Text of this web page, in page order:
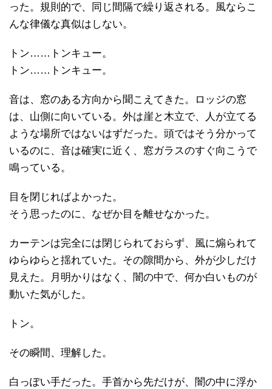
った。規則的で、同じ間隔で繰り返される。風ならこ
んな律儀な真似はしない。
トン……トンキュー。
トン……トンキュー。
音は、窓のある方向から聞こえてきた。ロッジの窓
は、山側に向いている。外は崖と木立で、人が立てる
ような場所ではないはずだった。頭ではそう分かって
いるのに、音は確実に近く、窓ガラスのすぐ向こうで
鳴っている。
目を閉じればよかった。
そう思ったのに、なぜか目を離せなかった。
カーテンは完全には閉じられておらず、風に煽られて
ゆらゆらと揺れていた。その隙間から、外が少しだけ
見えた。月明かりはなく、闇の中で、何か白いものが
動いた気がした。
トン。
その瞬間、理解した。
白っぽい手だった。手首から先だけが、闇の中に浮か